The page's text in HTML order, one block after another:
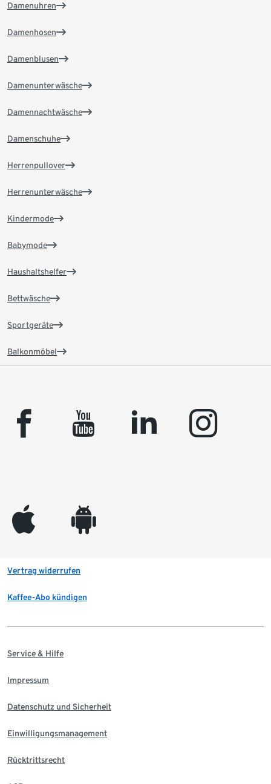
Damenuhren
Damenhosen
Damenblusen
Damenunterwäsche
Damennachtwäsche
Damenschuhe
Herrenpullover
Herrenunterwäsche
Kindermode
Babymode
Haushaltshelfer
Bettwäsche
Sportgeräte
Balkonmöbel
facebook youtube linkedin instagram
appleinc android
Vertrag widerrufen
Kaffee-Abo kündigen
Service & Hilfe
Impressum
Datenschutz und Sicherheit
Einwilligungsmanagement
Rücktrittsrecht